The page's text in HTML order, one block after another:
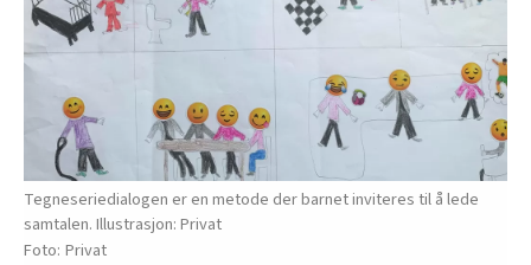
Tegneseriedialogen er en metode der barnet inviteres til å lede
samtalen. Illustrasjon: Privat
Privat